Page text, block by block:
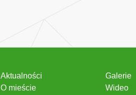
Aktualności
O mieście
Galerie
Wideo